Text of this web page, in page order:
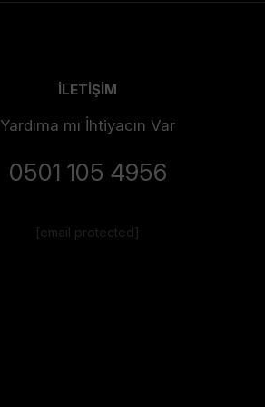
İLETİŞİM
Yardıma mı İhtiyacın Var
0501 105 4956
[email protected]